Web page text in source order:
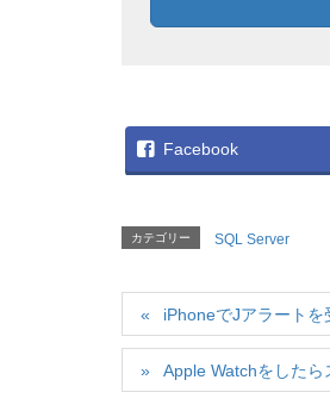
Facebook
カテゴリー SQL Server
iPhoneでJアラートを
Apple Watchをした